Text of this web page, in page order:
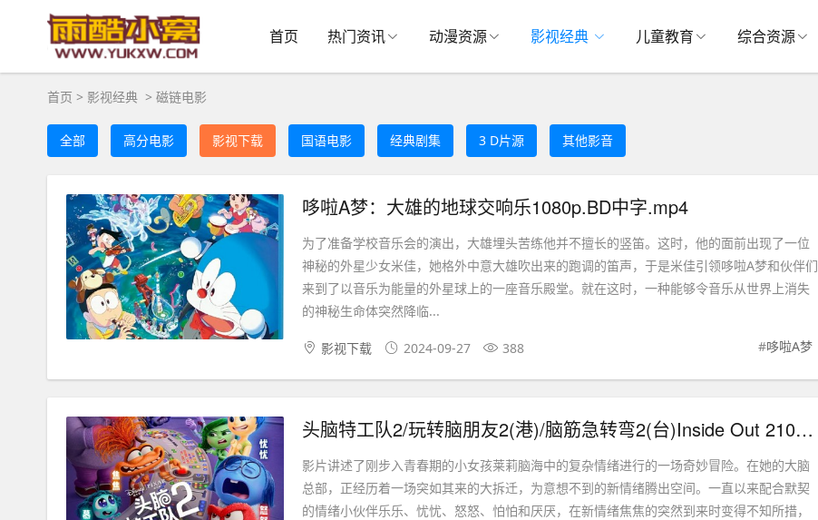
首页 热门资讯 动漫资源 影视经典 儿童教育 综合资源
首页 > 影视经典 > 磁链电影
全部 高分电影 影视下载 国语电影 经典剧集 3 D片源 其他影音
哆啦A梦：大雄的地球交响乐1080p.BD中字.mp4
为了准备学校音乐会的演出，大雄埋头苦练他并不擅长的竖笛。这时，他的面前出现了一位
神秘的外星少女米佳，她格外中意大雄吹出来的跑调的笛声，于是米佳引领哆啦A梦和伙伴们
来到了以音乐为能量的外星球上的一座音乐殿堂。就在这时，一种能够令音乐从世界上消失
的神秘生命体突然降临...
影视下载 2024-09-27 388 #哆啦A梦
头脑特工队2/玩转脑朋友2(港)/脑筋急转弯2(台)Inside Out 21080p.国英台三语.BD中英双字.mp4
影片讲述了刚步入青春期的小女孩莱莉脑海中的复杂情绪进行的一场奇妙冒险。在她的大脑
总部，正经历着一场突如其来的大拆迁，为意想不到的新情绪腾出空间。一直以来配合默契
的情绪小伙伴乐乐、忧忧、怒怒、怕怕和厌厌，在新情绪焦焦的突然到来时变得不知所措，